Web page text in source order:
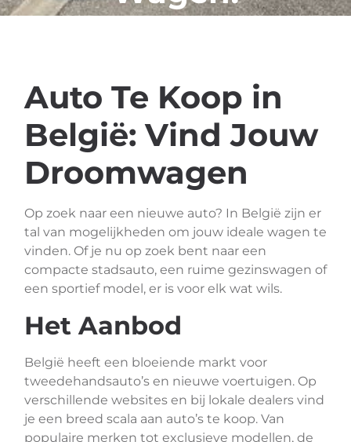
Auto Te Koop in
België: Vind Jouw
Droomwagen
Op zoek naar een nieuwe auto? In België zijn er
tal van mogelijkheden om jouw ideale wagen te
vinden. Of je nu op zoek bent naar een
compacte stadsauto, een ruime gezinswagen of
een sportief model, er is voor elk wat wils.
Het Aanbod
België heeft een bloeiende markt voor
tweedehandsauto’s en nieuwe voertuigen. Op
verschillende websites en bij lokale dealers vind
je een breed scala aan auto’s te koop. Van
populaire merken tot exclusieve modellen, de